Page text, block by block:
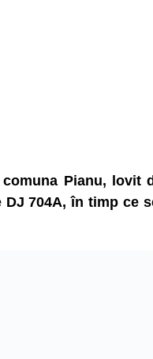
Pianu, lovit
704A, în timp ce